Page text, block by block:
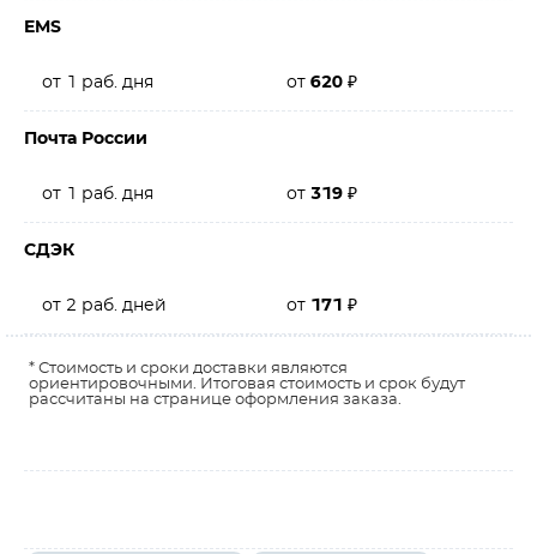
EMS
от 1 раб. дня от 620 ₽
Почта России
от 1 раб. дня от 319 ₽
СДЭК
от 2 раб. дней от 171 ₽
* Стоимость и сроки доставки являются
ориентировочными. Итоговая стоимость и срок будут
рассчитаны на странице оформления заказа.